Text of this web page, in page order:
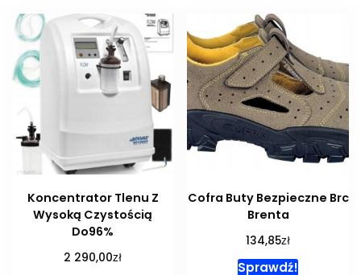
Koncentrator Tlenu Z
Wysoką Czystością
Do96%
2 290,00zł
Cofra Buty Bezpieczne Brc
Brenta
134,85zł
Sprawdź!